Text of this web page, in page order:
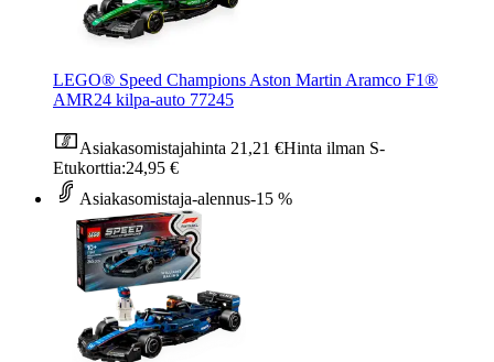
LEGO® Speed Champions Aston Martin Aramco F1®
AMR24 kilpa-auto 77245
Asiakasomistajahinta 21,21 €Hinta ilman S-
Etukorttia:24,95 €
Asiakasomistaja-alennus-15 %